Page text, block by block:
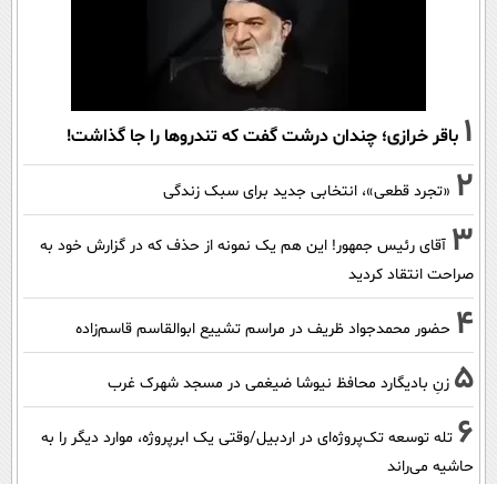
1 باقر خرازی؛ چندان درشت گفت که تندروها را جا گذاشت!
2 «تجرد قطعی»، انتخابی جدید برای سبک زندگی
3 آقای رئیس جمهور! این هم یک نمونه از حذف که در گزارش خود به
صراحت انتقاد کردید
4 حضور محمدجواد ظریف در مراسم تشییع ابوالقاسم قاسم‌زاده
5 زنِ بادیگارد محافظ نیوشا ضیغمی در مسجد شهرک غرب
6 تله توسعه تک‌پروژه‌ای در اردبیل/وقتی یک ابرپروژه، موارد دیگر را به
حاشیه می‌راند